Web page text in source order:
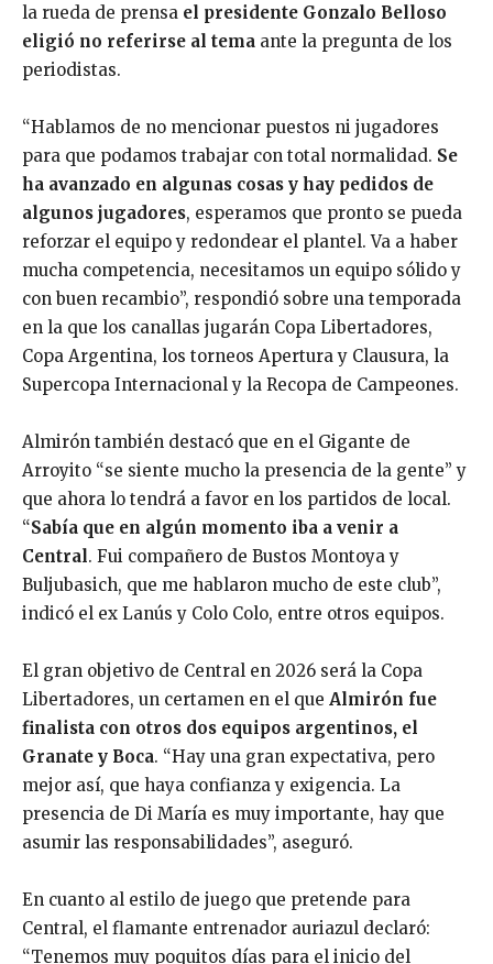
la rueda de prensa el presidente Gonzalo Belloso
eligió no referirse al tema ante la pregunta de los
periodistas.
“Hablamos de no mencionar puestos ni jugadores
para que podamos trabajar con total normalidad. Se
ha avanzado en algunas cosas y hay pedidos de
algunos jugadores, esperamos que pronto se pueda
reforzar el equipo y redondear el plantel. Va a haber
mucha competencia, necesitamos un equipo sólido y
con buen recambio”, respondió sobre una temporada
en la que los canallas jugarán Copa Libertadores,
Copa Argentina, los torneos Apertura y Clausura, la
Supercopa Internacional y la Recopa de Campeones.
Almirón también destacó que en el Gigante de
Arroyito “se siente mucho la presencia de la gente” y
que ahora lo tendrá a favor en los partidos de local.
“Sabía que en algún momento iba a venir a
Central. Fui compañero de Bustos Montoya y
Buljubasich, que me hablaron mucho de este club”,
indicó el ex Lanús y Colo Colo, entre otros equipos.
El gran objetivo de Central en 2026 será la Copa
Libertadores, un certamen en el que Almirón fue
finalista con otros dos equipos argentinos, el
Granate y Boca. “Hay una gran expectativa, pero
mejor así, que haya confianza y exigencia. La
presencia de Di María es muy importante, hay que
asumir las responsabilidades”, aseguró.
En cuanto al estilo de juego que pretende para
Central, el flamante entrenador auriazul declaró:
“Tenemos muy poquitos días para el inicio del